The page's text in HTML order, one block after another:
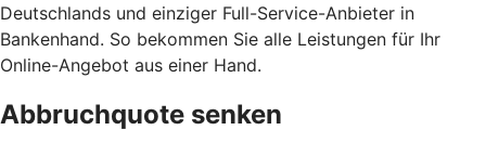
Deutschlands und einziger Full-Service-Anbieter in
Bankenhand. So bekommen Sie alle Leistungen für Ihr
Online-Angebot aus einer Hand.
Abbruchquote senken